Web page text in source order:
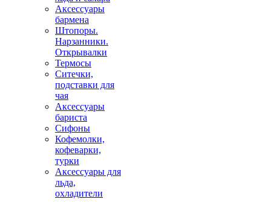
Аксессуары
бармена
Штопоры.
Нарзанники.
Открывалки
Термосы
Ситечки,
подставки для
чая
Аксессуары
бариста
Сифоны
Кофемолки,
кофеварки,
турки
Аксессуары для
льда,
охладители